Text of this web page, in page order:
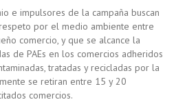
e impulsores de la campaña buscan
por el medio ambiente entre
comercio, y que se alcance la
de PAEs en los comercios adheridos
tratadas y recicladas por la
se retiran entre 15 y 20
comercios.